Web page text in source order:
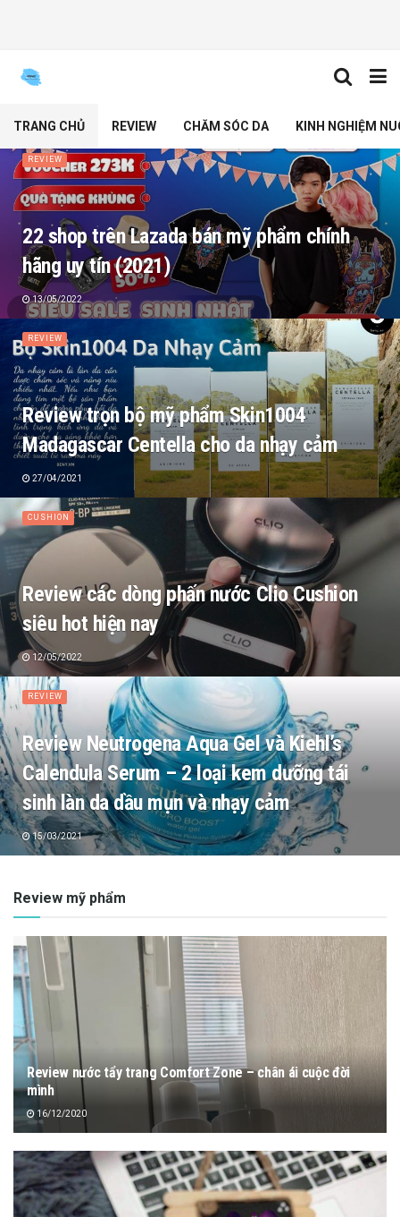
TRANG CHỦ REVIEW CHĂM SÓC DA KINH NGHIỆM
REVIEW
22 shop trên Lazada bán mỹ phẩm chính
hãng uy tín (2021)
13/05/2022
REVIEW
Review trọn bộ mỹ phẩm Skin1004
Madagascar Centella cho da nhạy cảm
27/04/2021
CUSHION
Review các dòng phấn nước Clio Cushion
siêu hot hiện nay
12/05/2022
REVIEW
Review Neutrogena Aqua Gel và Kiehl’s
Calendula Serum – 2 loại kem dưỡng tái
sinh làn da dầu mụn và nhạy cảm
15/03/2021
Review mỹ phẩm
Review nước tẩy trang Comfort Zone – chân ái cuộc đời
mình
16/12/2020